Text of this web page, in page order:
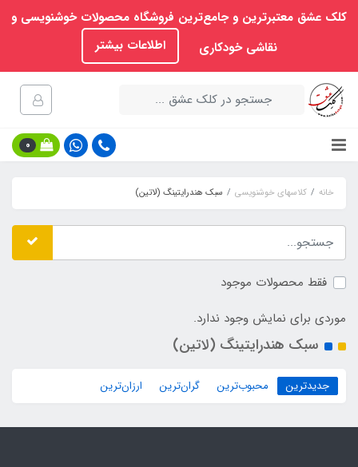
کلک عشق معتبرترین و جامع‌ترین فروشگاه محصولات خوشنویسی و
نقاشی خودکاری
اطلاعات بیشتر
0
خانه کلاسهای خوشنویسی سبک هندرایتینگ (لاتین)
فقط محصولات موجود
موردی برای نمایش وجود ندارد.
سبک هندرایتینگ (لاتین)
جدیدترین محبوب‌ترین گران‌ترین ارزان‌ترین